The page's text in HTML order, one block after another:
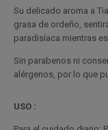
Su delicado aroma a
grasa de ordeño,
paradisíaca mientras
Sin parabenos ni
alérgenos, por lo que
USO :